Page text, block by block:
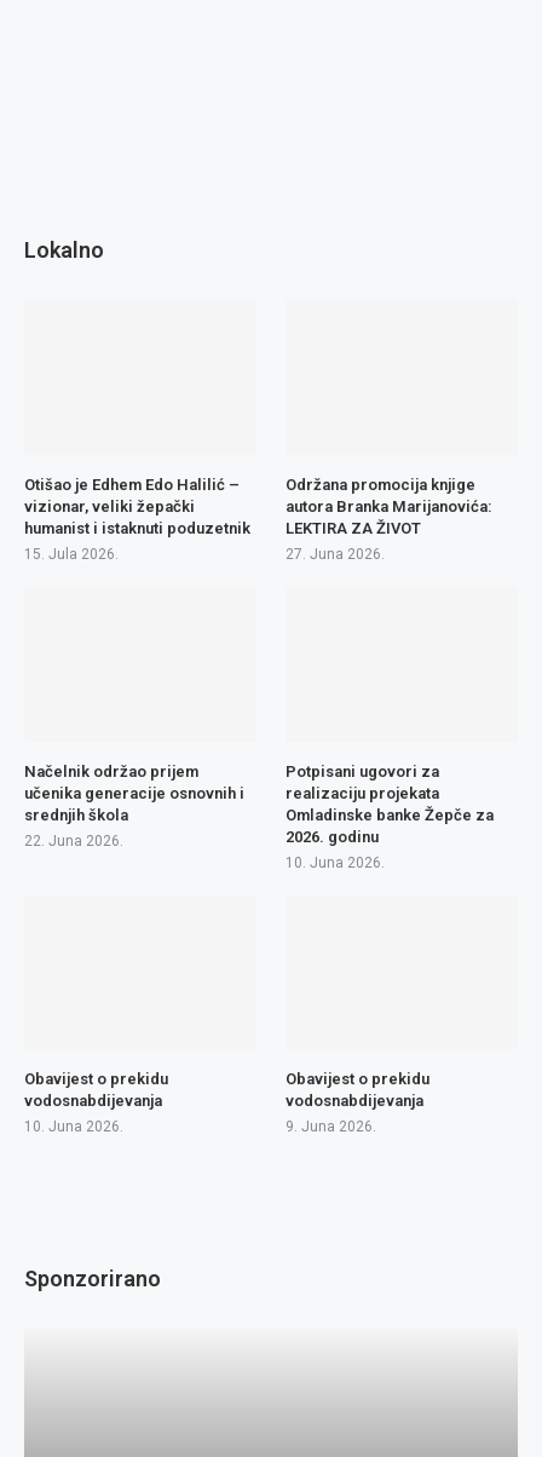
Lokalno
Otišao je Edhem Edo Halilić –
vizionar, veliki žepački
humanist i istaknuti poduzetnik
15. Jula 2026.
Održana promocija knjige
autora Branka Marijanovića:
LEKTIRA ZA ŽIVOT
27. Juna 2026.
Načelnik održao prijem
učenika generacije osnovnih i
srednjih škola
22. Juna 2026.
Potpisani ugovori za
realizaciju projekata
Omladinske banke Žepče za
2026. godinu
10. Juna 2026.
Obavijest o prekidu
vodosnabdijevanja
10. Juna 2026.
Obavijest o prekidu
vodosnabdijevanja
9. Juna 2026.
Sponzorirano